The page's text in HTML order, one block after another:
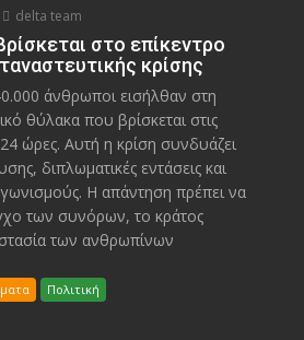
delta team
στο επίκεντρο
κρίσης
άνθρωποι εισήλθαν στη
θύλακα που βρίσκεται στις
ώρες. Αυτή η κρίση συνδυάζει
διπλωματικές εντάσεις και
Η απάντηση πρέπει να
των συνόρων, το κράτος
των ανθρωπίνων
Πολιτική